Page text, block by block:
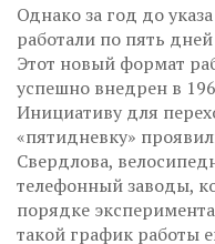
Однако за год до
работали по пять
Этот новый формат
успешно внедрен в
Инициативу для
«пятидневку»
Свердлова,
телефонный заводы,
порядке
такой график работы